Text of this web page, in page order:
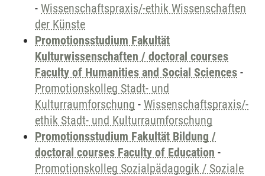
- Wissenschaftspraxis/-ethik Wissenschaften
der Künste
Promotionsstudium Fakultät
Kulturwissenschaften / doctoral courses
Faculty of Humanities and Social Sciences -
Promotionskolleg Stadt- und
Kulturraumforschung - Wissenschaftspraxis/-
ethik Stadt- und Kulturraumforschung
Promotionsstudium Fakultät Bildung /
doctoral courses Faculty of Education -
Promotionskolleg Sozialpädagogik / Soziale